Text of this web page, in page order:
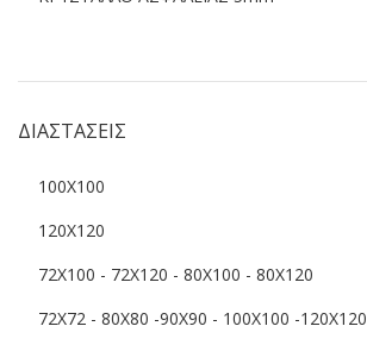
ΔΙΑΣΤΑΣΕΙΣ
100Χ100
120Χ120
72Χ100 - 72Χ120 - 80Χ100 - 80Χ120
72Χ72 - 80Χ80 -90Χ90 - 100Χ100 -120Χ120